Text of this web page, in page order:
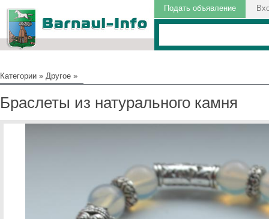
Подать объявление
Категории » Другое »
Браслеты из натурального камня